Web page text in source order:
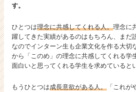
す。
ひとつは理念に共感してくれる人。理念に
躍してきた実績があるのはもちろん、まだ
なのでインターン生も企業文化を作る大切
から「このめ」の理念に共感してくれる学
面白いと思ってくれる学生を求めていると
もうひとつは成長意欲がある人。
「これ